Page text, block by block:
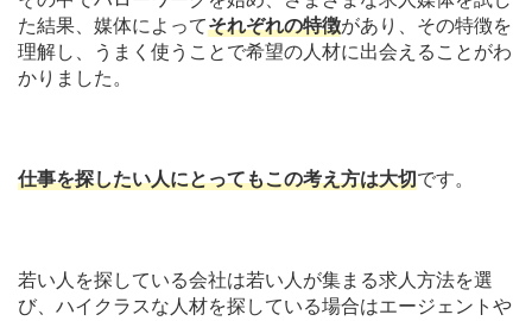
た結果、媒体によってそれぞれの特徴があり、その特徴を
理解し、うまく使うことで希望の人材に出会えることがわ
かりました。
仕事を探したい人にとってもこの考え方は大切です。
若い人を探している会社は若い人が集まる求人方法を選
び、ハイクラスな人材を探している場合はエージェントや